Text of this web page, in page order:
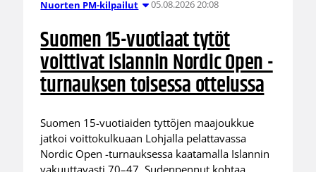
Nuorten PM-kilpailut 05.08.2026 20:08
Suomen 15-vuotiaat tytöt
voittivat Islannin Nordic Open -
turnauksen toisessa ottelussa
Suomen 15-vuotiaiden tyttöjen maajoukkue
jatkoi voittokulkuaan Lohjalla pelattavassa
Nordic Open -turnauksessa kaatamalla Islannin